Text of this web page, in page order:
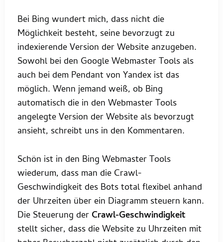
Bei Bing wundert mich, dass nicht die
Möglichkeit besteht, seine bevorzugt zu
indexierende Version der Website anzugeben.
Sowohl bei den Google Webmaster Tools als
auch bei dem Pendant von Yandex ist das
möglich. Wenn jemand weiß, ob Bing
automatisch die in den Webmaster Tools
angelegte Version der Website als bevorzugt
ansieht, schreibt uns in den Kommentaren.
Schön ist in den Bing Webmaster Tools
wiederum, dass man die Crawl-
Geschwindigkeit des Bots total flexibel anhand
der Uhrzeiten über ein Diagramm steuern kann.
Die Steuerung der Crawl-Geschwindigkeit
stellt sicher, dass die Website zu Uhrzeiten mit